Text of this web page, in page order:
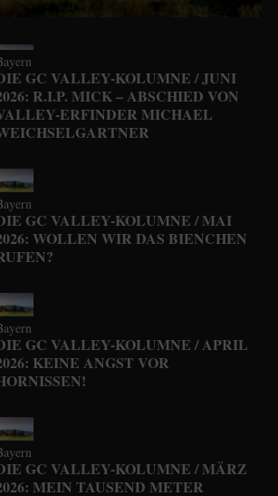
GC VALLEY-KOLUMNE / JUNI
R.I.P. MICK – ABSCHIED VON
ERFINDER MICHAEL
GC VALLEY-KOLUMNE / MAI
WOLLEN WIR DAS BIENCHEN
GC VALLEY-KOLUMNE / APRIL
KEINE ANGST VOR
GC VALLEY-KOLUMNE / MÄRZ
MEIN TAUSEND METER